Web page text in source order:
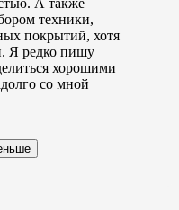
А также
техники,
покрытий, хотя
Я редко пишу
хорошими
со мной